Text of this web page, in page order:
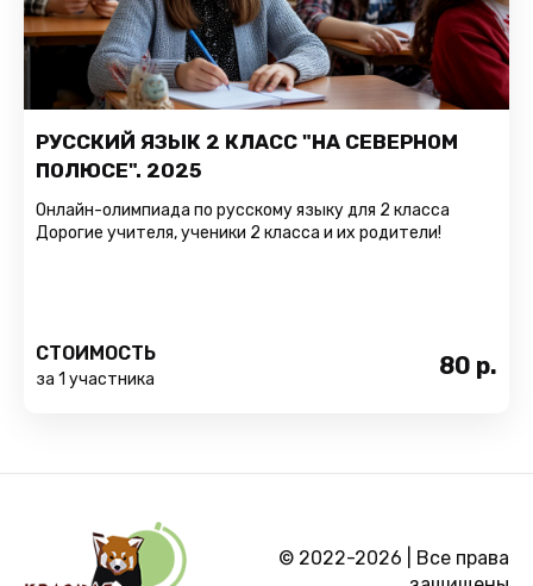
РУССКИЙ ЯЗЫК 2 КЛАСС "НА СЕВЕРНОМ
ПОЛЮСЕ". 2025
Онлайн-олимпиада по русскому языку для 2 класса
Дорогие учителя, ученики 2 класса и их родители!
СТОИМОСТЬ
за 1 участника 80 р.
© 2022-2026 | Все права